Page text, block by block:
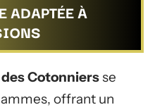
ADAPTÉE À
Cotonniersse
offrant un